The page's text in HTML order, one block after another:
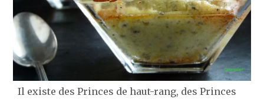
Il existe des Princes de haut-rang, des Princes